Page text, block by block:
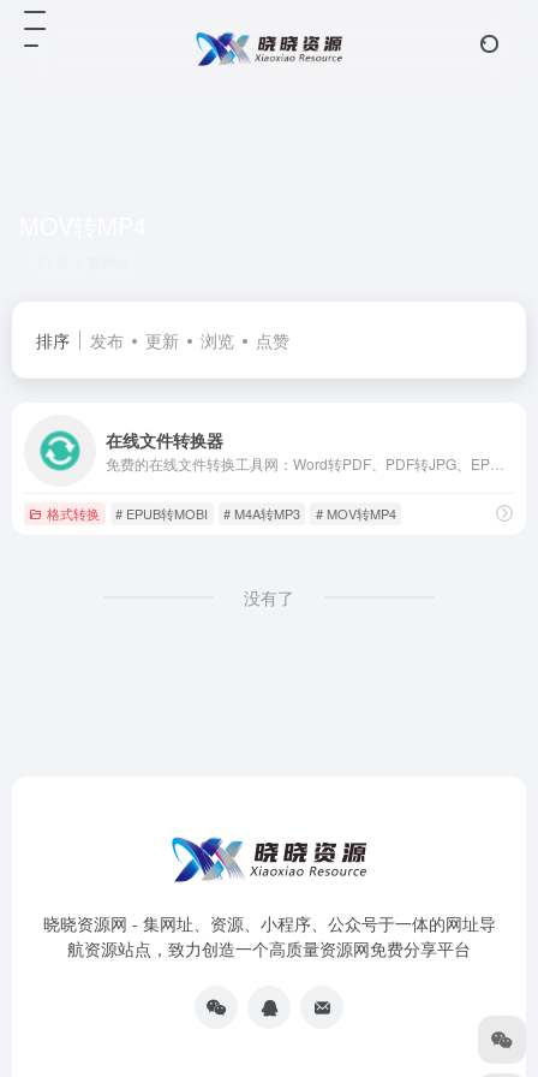
排序 发布 更新 浏览 点赞
在线文件转换器
格式转换 # EPUB转MOBI # M4A转MP3 # MOV转MP4
没有了
晓晓资源网 - 集网址、资源、小程序、公众号于一体的网址导
航资源站点，致力创造一个高质量资源网免费分享平台